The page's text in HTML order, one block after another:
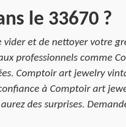
le 33670 ?
et de nettoyer votre
professionnels comme
Comptoir art jewelry
à Comptoir art
des surprises.